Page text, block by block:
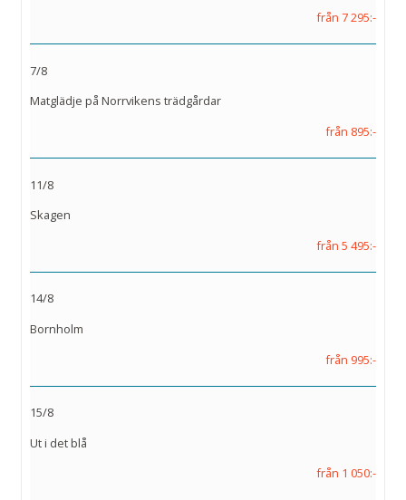
från 7 295:-
7/8
Matglädje på Norrvikens trädgårdar
från 895:-
11/8
Skagen
från 5 495:-
14/8
Bornholm
från 995:-
15/8
Ut i det blå
från 1 050:-